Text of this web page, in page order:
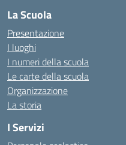
La Scuola
Presentazione
I luoghi
I numeri della scuola
Le carte della scuola
Organizzazione
La storia
I Servizi